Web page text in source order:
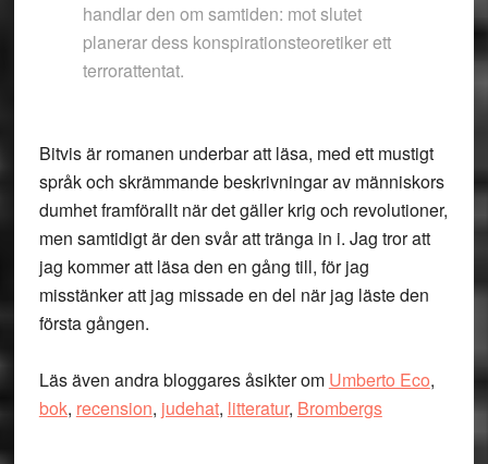
handlar den om samtiden: mot slutet
planerar dess konspirationsteoretiker ett
terrorattentat.
Bitvis är romanen underbar att läsa, med ett mustigt
språk och skrämmande beskrivningar av människors
dumhet framförallt när det gäller krig och revolutioner,
men samtidigt är den svår att tränga in i. Jag tror att
jag kommer att läsa den en gång till, för jag
misstänker att jag missade en del när jag läste den
första gången.
Läs även andra bloggares åsikter om Umberto Eco,
bok, recension, judehat, litteratur, Brombergs